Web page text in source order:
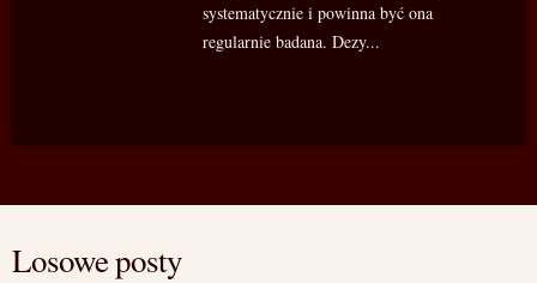
systematycznie i powinna być ona
regularnie badana. Dezy...
Losowe posty